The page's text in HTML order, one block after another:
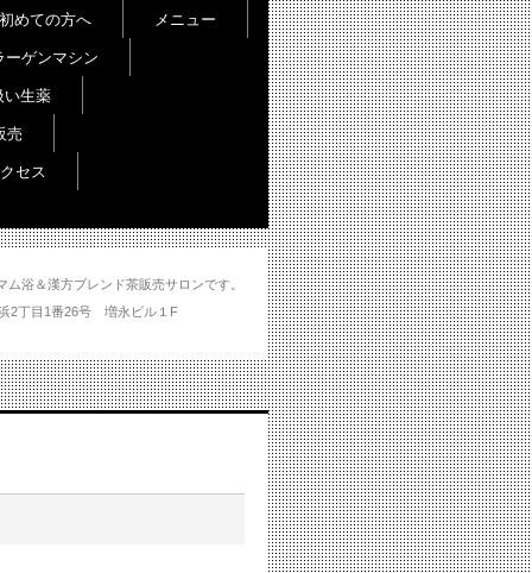
浴＆漢方ブレンド茶販売サロンです。
州浜2丁目1番26号 増永ビル１F
めての方へ メニュー
ーゲンマシン
い生薬
売
セス